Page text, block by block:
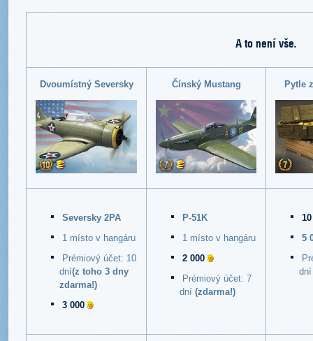
A to není vše.
Dvoumístný Seversky Čínský Mustang Pytle
Seversky 2PA
1 místo v hangáru
Prémiový účet: 10
dní(z toho 3 dny
zdarma!)
3 000
P-51K
1 místo v hangáru
2 000
Prémiový účet: 7
dní (zdarma!)
5